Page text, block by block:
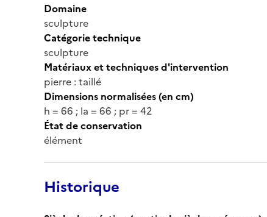
Domaine
sculpture
Catégorie technique
sculpture
Matériaux et techniques d'intervention
pierre : taillé
Dimensions normalisées (en cm)
h = 66 ; la = 66 ; pr = 42
État de conservation
élément
Historique